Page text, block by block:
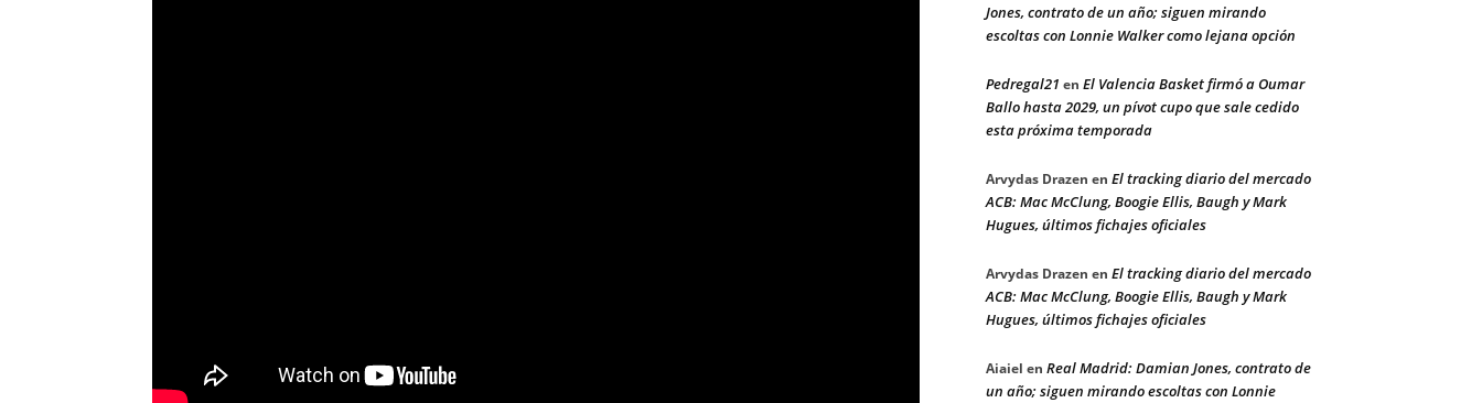
Jones, contrato de un año; siguen mirando
escoltas con Lonnie Walker como lejana opción
Pedregal21 en El Valencia Basket firmó a Oumar
Ballo hasta 2029, un pívot cupo que sale cedido
esta próxima temporada
Arvydas Drazen en El tracking diario del mercado
ACB: Mac McClung, Boogie Ellis, Baugh y Mark
Hugues, últimos fichajes oficiales
Arvydas Drazen en El tracking diario del mercado
ACB: Mac McClung, Boogie Ellis, Baugh y Mark
Hugues, últimos fichajes oficiales
Aiaiel en Real Madrid: Damian Jones, contrato de
un año; siguen mirando escoltas con Lonnie